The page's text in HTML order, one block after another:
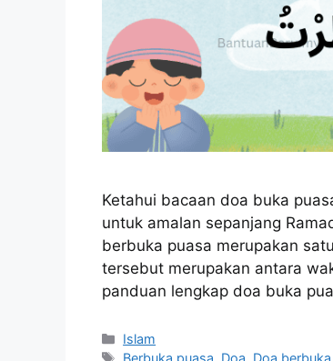
Ketahui bacaan doa buka
untuk amalan sepanjang
berbuka puasa merupakan
tersebut merupakan antara
panduan lengkap doa buka
Categories
Islam
Tags
Berbuka puasa Doa Doa